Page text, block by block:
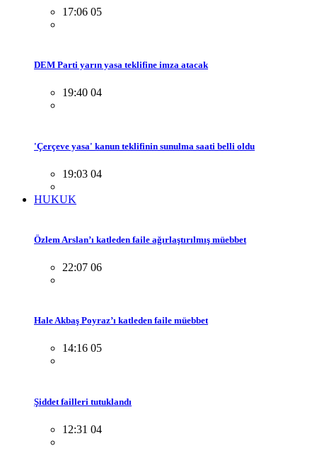
17:06 05
DEM Parti yarın yasa teklifine imza atacak
19:40 04
'Çerçeve yasa' kanun teklifinin sunulma saati belli oldu
19:03 04
HUKUK
Özlem Arslan’ı katleden faile ağırlaştırılmış müebbet
22:07 06
Hale Akbaş Poyraz’ı katleden faile müebbet
14:16 05
Şiddet failleri tutuklandı
12:31 04